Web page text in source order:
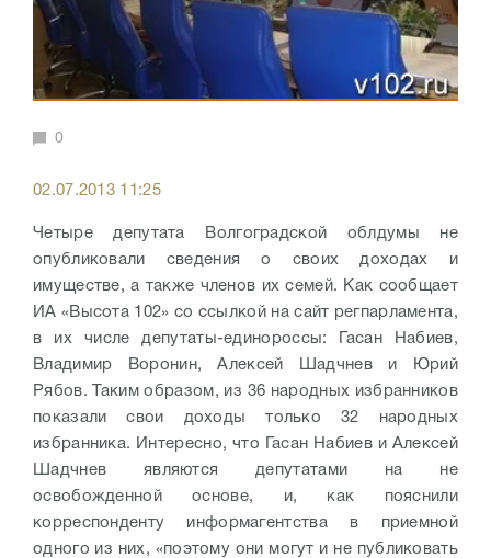
0
02.07.2013 11:25
Четыре депутата Волгоградской облдумы не
опубликовали сведения о своих доходах и
имуществе, а также членов их семей. Как сообщает
ИА «Высота 102» со ссылкой на сайт регпарламента,
в их числе депутаты-единороссы: Гасан Набиев,
Владимир Воронин, Алексей Шадчнев и Юрий
Рябов. Таким образом, из 36 народных избранников
показали свои доходы только 32 народных
избранника. Интересно, что Гасан Набиев и Алексей
Шадчнев являются депутатами на не
освобожденной основе, и, как пояснили
корреспонденту информагентства в приемной
одного из них, «поэтому они могут и не публиковать